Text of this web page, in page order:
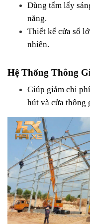
Dùng tấm lấy
năng.
Thiết kế cửa sổ
nhiên.
Hệ Thống Thông
Giúp giảm chi
hút và cửa thông